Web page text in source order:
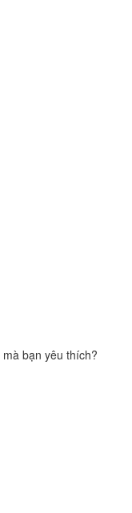
mà bạn yêu thích?